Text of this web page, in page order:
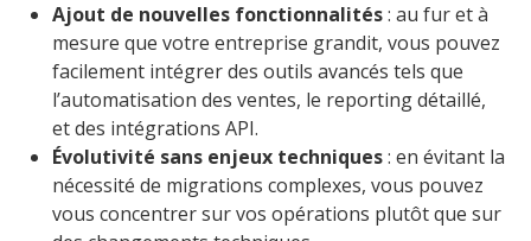
Ajout de nouvelles fonctionnalités: au fur et à
mesure que votre entreprise grandit, vous pouvez
facilement intégrer des outils avancés tels que
l’automatisation des ventes, le reporting détaillé,
et des intégrations API.
Évolutivité sans enjeux techniques: en évitant la
nécessité de migrations complexes, vous pouvez
vous concentrer sur vos opérations plutôt que sur